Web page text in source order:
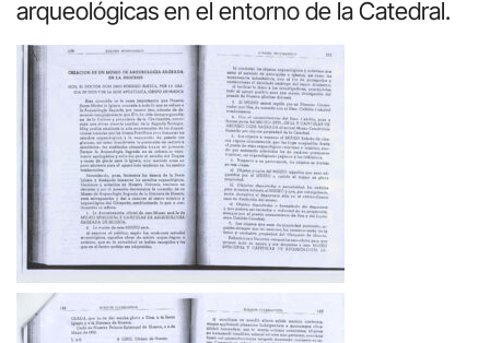
arqueológicas en el entorno de la Catedral.